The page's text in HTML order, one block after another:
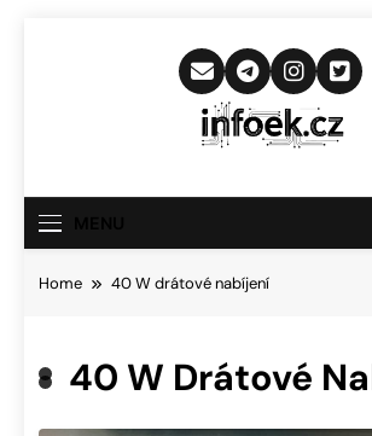
Home 40 W drátové nabíjení
40 W Drátové